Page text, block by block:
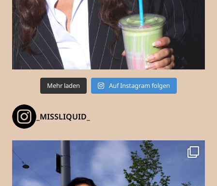
Mehr laden Auf Instagram folgen
_MISSLIQUID_